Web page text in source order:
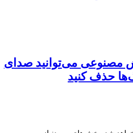
هوش مصنوعی می‌توانید صدای
حذف کنید